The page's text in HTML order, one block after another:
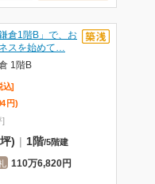
倉1階B」で、お
スを始めて…
1階B
込]
円)
]
) | 1階/5階建
110万6,820円